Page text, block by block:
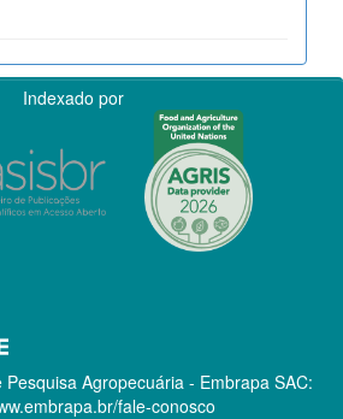
Indexado por
Agropecuária - Embrapa SAC:
fale-conosco